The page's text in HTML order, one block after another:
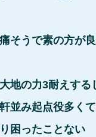
そうで素の方が
地の力3耐えする
並み起点役多く
困ったことない